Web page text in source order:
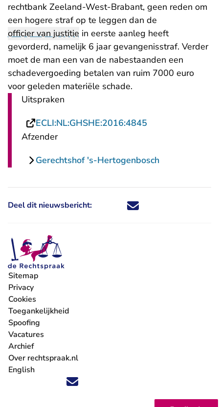
rechtbank Zeeland-West-Brabant- U verlaat
, geen reden om
een hogere straf op te leggen dan de
officier van justitie in eerste aanleg heeft
gevorderd, namelijk 6 jaar gevangenisstraf. Verder
moet de man een van de nabestaanden een
schadevergoeding betalen van ruim 7000 euro
voor geleden materiële schade.
Uitspraken
ECLI:NL:GHSHE:2016:4845
Afzender
Gerechtshof 's-Hertogenbosch
Deel dit nieuwsbericht: Deel dit nieuwsbericht via X -
Deel dit nieuwsbericht via
Deel dit nieuwsbericht
Deel dit
Volg ons op X (Twitter) - U verlaat Rechtspraak.nl
Volg ons op Facebook - U verlaat Rechtspraak.nl
Volg ons op Instagram - U verlaat Rechtspraak.nl
Volg ons op Youtube - U verlaat Rechtspraak.nl
Volg ons op LinkedIn - U verlaat
'Blijf op de hoogte' nieuwsbrief - U verlaat
Sitemap
Privacy
Cookies
Toegankelijkheid
Spoofing
Vacatures
- U verlaat Rechtspraak.nl
Archief
Over rechtspraak.nl
English